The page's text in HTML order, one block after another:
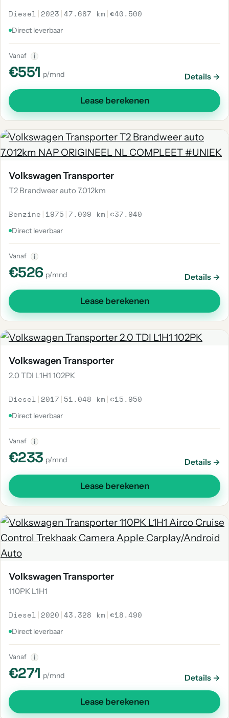
Diesel | 2023 |47.687 km |€40.500
Direct leverbaar
Vanaf i
€551 p/mnd Details →
Lease berekenen
Volkswagen Transporter
T2 Brandweer auto 7.012km
Benzine | 1975 | 7.009 km |€37.940
Direct leverbaar
Vanaf i
€526 p/mnd Details →
Lease berekenen
Volkswagen Transporter
2.0 TDI L1H1 102PK
Diesel | 2017 | 51.048 km |€15.950
Direct leverbaar
Vanaf i
€233 p/mnd Details →
Lease berekenen
Volkswagen Transporter
110PK L1H1
Diesel | 2020 |43.328 km |€18.490
Direct leverbaar
Vanaf i
€271 p/mnd Details →
Lease berekenen